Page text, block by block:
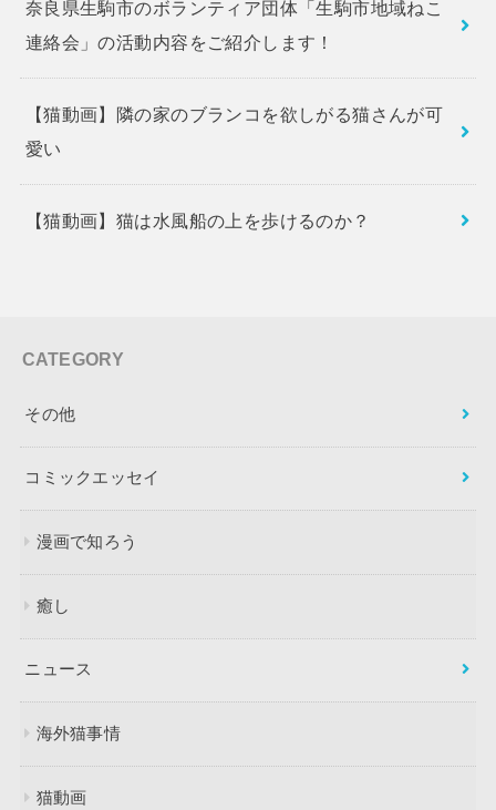
奈良県生駒市のボランティア団体「生駒市地域ねこ
連絡会」の活動内容をご紹介します！
【猫動画】隣の家のブランコを欲しがる猫さんが可
愛い
【猫動画】猫は水風船の上を歩けるのか？
CATEGORY
その他
コミックエッセイ
漫画で知ろう
癒し
ニュース
海外猫事情
猫動画